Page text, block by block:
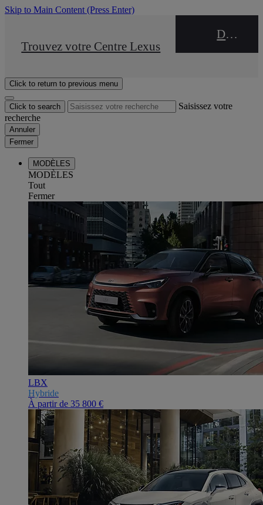
Skip to Main Content (Press Enter)
STOP DRIVE Takata
Trouvez votre Centre Lexus
DEALER NAME
Click to return to previous menu
Click to search
Saisissez votre
recherche
Annuler
Fermer
MODÈLES
MODÈLES
Tout
Fermer
LBX
Hybride
À partir de 35 800 €